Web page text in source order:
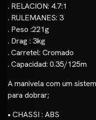
. RELACION: 4.7:1
. RULEMANES: 3
. Peso :221g
. Drag : 3kg
. Carretel: Cromado
. Capacidad: 0.35/125m
A manivela com um
para dobrar;
• CHASSI : ABS